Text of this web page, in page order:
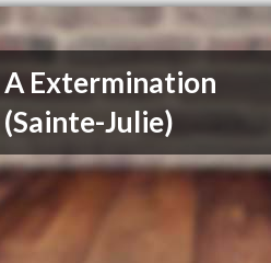
A Extermination
(Sainte-Julie)